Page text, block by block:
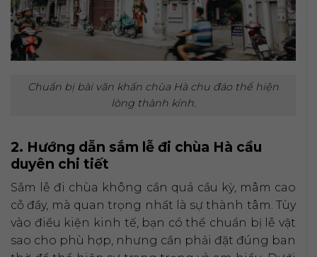
Chuẩn bị bài văn khấn chùa Hà chu đáo thể hiện
lòng thành kính.
2. Hướng dẫn sắm lễ đi chùa Hà cầu
duyên chi tiết
Sắm lễ đi chùa không cần quá cầu kỳ, mâm cao
cỗ đầy, mà quan trọng nhất là sự thành tâm. Tùy
vào điều kiện kinh tế, bạn có thể chuẩn bị lễ vật
sao cho phù hợp, nhưng cần phải đặt đúng ban